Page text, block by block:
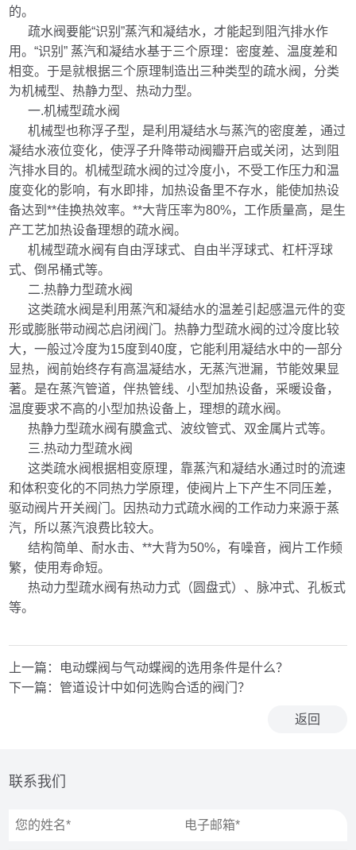
的。
疏水阀要能“识别”蒸汽和凝结水，才能起到阻汽排水作
用。“识别” 蒸汽和凝结水基于三个原理：密度差、温度差和
相变。于是就根据三个原理制造出三种类型的疏水阀，分类
为机械型、热静力型、热动力型。
一.机械型疏水阀
机械型也称浮子型，是利用凝结水与蒸汽的密度差，通过
凝结水液位变化，使浮子升降带动阀瓣开启或关闭，达到阻
汽排水目的。机械型疏水阀的过冷度小，不受工作压力和温
度变化的影响，有水即排，加热设备里不存水，能使加热设
备达到**佳换热效率。**大背压率为80%，工作质量高，是生
产工艺加热设备理想的疏水阀。
机械型疏水阀有自由浮球式、自由半浮球式、杠杆浮球
式、倒吊桶式等。
二.热静力型疏水阀
这类疏水阀是利用蒸汽和凝结水的温差引起感温元件的变
形或膨胀带动阀芯启闭阀门。热静力型疏水阀的过冷度比较
大，一般过冷度为15度到40度，它能利用凝结水中的一部分
显热，阀前始终存有高温凝结水，无蒸汽泄漏，节能效果显
著。是在蒸汽管道，伴热管线、小型加热设备，采暖设备，
温度要求不高的小型加热设备上，理想的疏水阀。
热静力型疏水阀有膜盒式、波纹管式、双金属片式等。
三.热动力型疏水阀
这类疏水阀根据相变原理，靠蒸汽和凝结水通过时的流速
和体积变化的不同热力学原理，使阀片上下产生不同压差，
驱动阀片开关阀门。因热动力式疏水阀的工作动力来源于蒸
汽，所以蒸汽浪费比较大。
结构简单、耐水击、**大背为50%，有噪音，阀片工作频
繁，使用寿命短。
热动力型疏水阀有热动力式（圆盘式）、脉冲式、孔板式
等。
上一篇：
电动蝶阀与气动蝶阀的选用条件是什么？
下一篇： 管道设计中如何选购合适的阀门？
返回
联系我们